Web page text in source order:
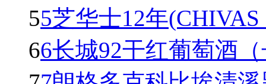
55芝华士12年
66长城92干红葡萄酒